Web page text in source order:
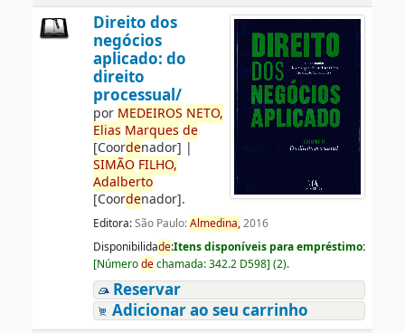
Direito dos
negócios
aplicado: do
direito
processual/
por MEDEIROS NETO,
Elias Marques de
[Coordenador] |
SIMÃO FILHO,
Adalberto
[Coordenador].
Editora:São Paulo:Almedina,2016
Disponibilidade:Itens disponíveis para empréstimo:
[Númerodechamada:342.2 D598] (2).
Reservar
Adicionar ao seu carrinho